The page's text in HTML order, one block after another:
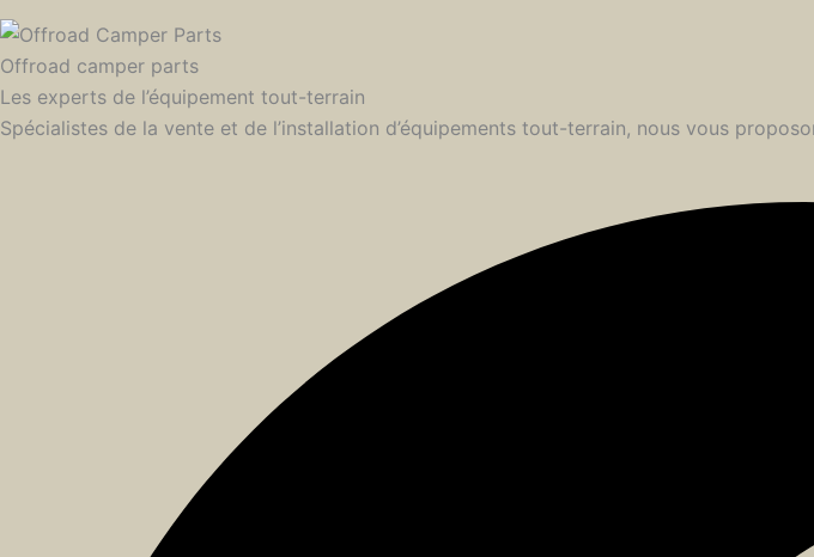
Offroad camper parts
Les experts de l’équipement tout-terrain
Spécialistes de la vente et de l’installation d’équipements tout-terrain, nous vous